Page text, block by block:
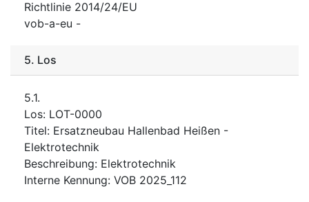
Richtlinie 2014/24/EU
vob-a-eu -
5. Los
5.1.
Los: LOT-0000
Titel: Ersatzneubau Hallenbad Heißen -
Elektrotechnik
Beschreibung: Elektrotechnik
Interne Kennung: VOB 2025_112